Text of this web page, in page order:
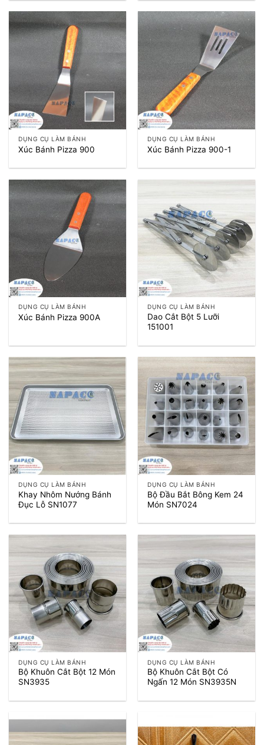
DỤNG CỤ LÀM BÁNH
Xúc Bánh Pizza 900
DỤNG CỤ LÀM BÁNH
Xúc Bánh Pizza 900-1
DỤNG CỤ LÀM BÁNH
Xúc Bánh Pizza 900A
DỤNG CỤ LÀM BÁNH
Dao Cắt Bột 5 Lưỡi
151001
DỤNG CỤ LÀM BÁNH
Khay Nhôm Nướng Bánh
Đục Lỗ SN1077
DỤNG CỤ LÀM BÁNH
Bộ Đầu Bắt Bông Kem 24
Món SN7024
DỤNG CỤ LÀM BÁNH
Bộ Khuôn Cắt Bột 12 Món
SN3935
DỤNG CỤ LÀM BÁNH
Bộ Khuôn Cắt Bột Có
Ngấn 12 Món SN3935N